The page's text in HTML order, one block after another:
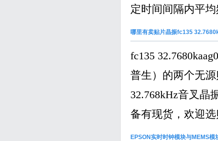
定时间间隔内平
哪里有卖贴片晶振fc135
fc135
普生）的两个无
32.768kHz音叉晶
备有现货，欢迎选
EPSON实时时钟模块与MEMS模